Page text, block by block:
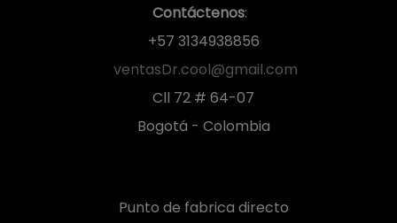
Contáctenos:
+57 3134938856
ventasDr.cool@gmail.com
Cll 72 # 64-07
Bogotá - Colombia
Punto de fabrica directo